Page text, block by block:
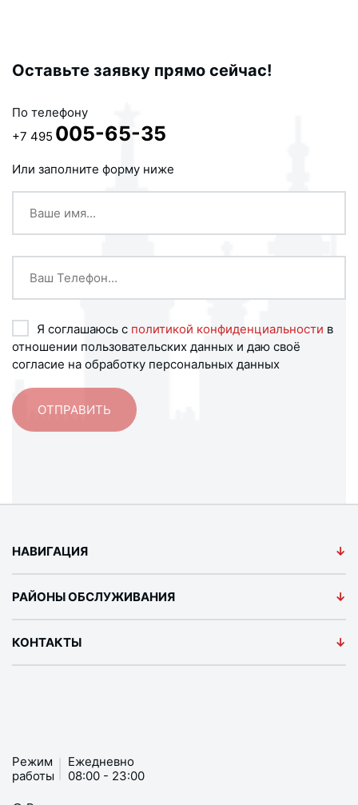
Оставьте заявку прямо сейчас!
По телефону
+7 495 005-65-35
Или заполните форму ниже
Я соглашаюсь с политикой конфиденциальности в
отношении пользовательских данных и даю своё
согласие на обработку персональных данных
Режим
работы
Ежедневно
08:00 - 23:00
НАВИГАЦИЯ
РАЙОНЫ ОБСЛУЖИВАНИЯ
КОНТАКТЫ